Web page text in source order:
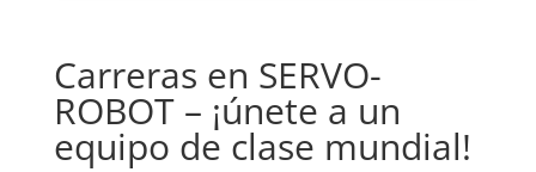
Carreras en SERVO-
ROBOT – ¡únete a un
equipo de clase mundial!